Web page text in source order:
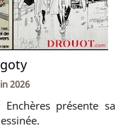
2026
présente sa